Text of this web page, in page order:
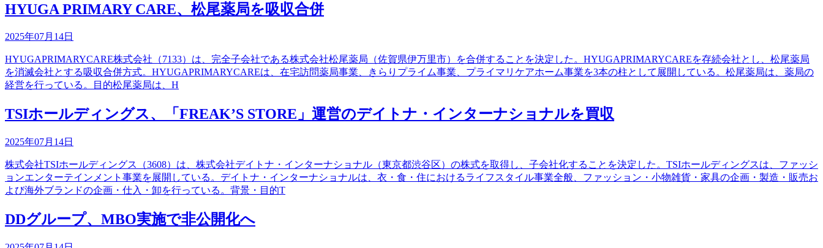
HYUGA PRIMARY CARE、松尾薬局を吸収合併
2025年07月14日
HYUGAPRIMARYCARE株式会社（7133）は、完全子会社である株式会社松尾薬局（佐賀県伊万里市）を合併することを決定した。HYUGAPRIMARYCAREを存続会社とし、松尾薬局
を消滅会社とする吸収合併方式。HYUGAPRIMARYCAREは、在宅訪問薬局事業、きらりプライム事業、プライマリケアホーム事業を3本の柱として展開している。松尾薬局は、薬局の
経営を行っている。目的松尾薬局は、H
TSIホールディングス、「FREAK’S STORE」運営のデイトナ・インターナショナルを買収
2025年07月14日
株式会社TSIホールディングス（3608）は、株式会社デイトナ・インターナショナル（東京都渋谷区）の株式を取得し、子会社化することを決定した。TSIホールディングスは、ファッシ
ョンエンターテインメント事業を展開している。デイトナ・インターナショナルは、衣・食・住におけるライフスタイル事業全般、ファッション・小物雑貨・家具の企画・製造・販売お
よび海外ブランドの企画・仕入・卸を行っている。背景・目的T
DDグループ、MBO実施で非公開化へ